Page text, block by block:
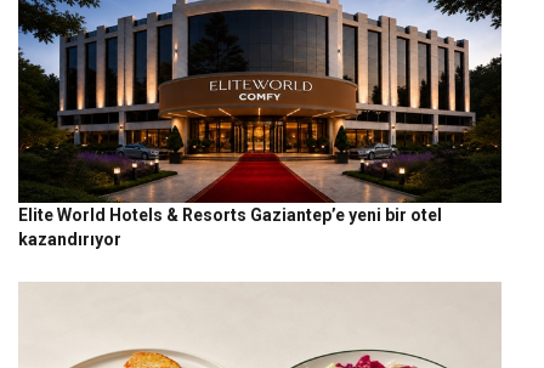
Elite World Hotels & Resorts Gaziantep’e yeni bir otel
kazandırıyor